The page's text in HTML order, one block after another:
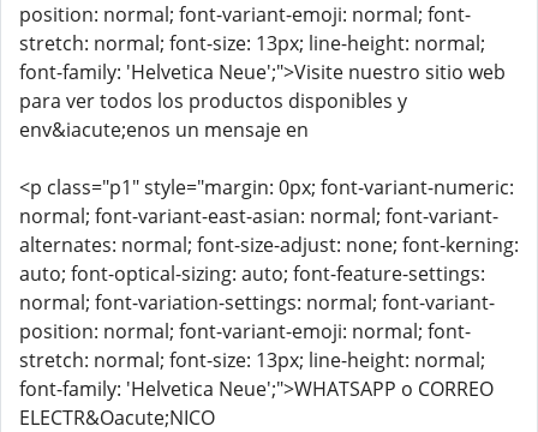
position: normal; font-variant-emoji: normal; font-
stretch: normal; font-size: 13px; line-height: normal;
font-family: 'Helvetica Neue';">Visite nuestro sitio web
para ver todos los productos disponibles y
env&iacute;enos un mensaje en
<p class="p1" style="margin: 0px; font-variant-numeric:
normal; font-variant-east-asian: normal; font-variant-
alternates: normal; font-size-adjust: none; font-kerning:
auto; font-optical-sizing: auto; font-feature-settings:
normal; font-variation-settings: normal; font-variant-
position: normal; font-variant-emoji: normal; font-
stretch: normal; font-size: 13px; line-height: normal;
font-family: 'Helvetica Neue';">WHATSAPP o CORREO
ELECTR&Oacute;NICO